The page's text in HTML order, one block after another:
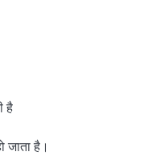
है
है।